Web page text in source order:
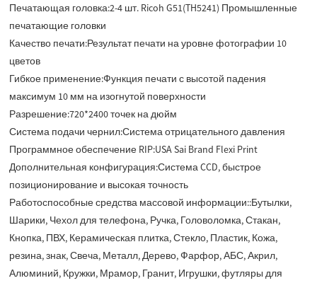
Печатающая головка:2-4 шт. Ricoh G51(TH5241) Промышленные
печатающие головки
Качество печати:Результат печати на уровне фотографии 10
цветов
Гибкое применение:Функция печати с высотой падения
максимум 10 мм на изогнутой поверхности
Разрешение:720*2400 точек на дюйм
Система подачи чернил:Система отрицательного давления
Программное обеспечение RIP:USA Sai Brand Flexi Print
Дополнительная конфигурация:Система CCD, быстрое
позиционирование и высокая точность
Работоспособные средства массовой информации::Бутылки,
Шарики, Чехол для телефона, Ручка, Головоломка, Стакан,
Кнопка, ПВХ, Керамическая плитка, Стекло, Пластик, Кожа,
резина, знак, Свеча, Металл, Дерево, Фарфор, АБС, Акрил,
Алюминий, Кружки, Мрамор, Гранит, Игрушки, футляры для